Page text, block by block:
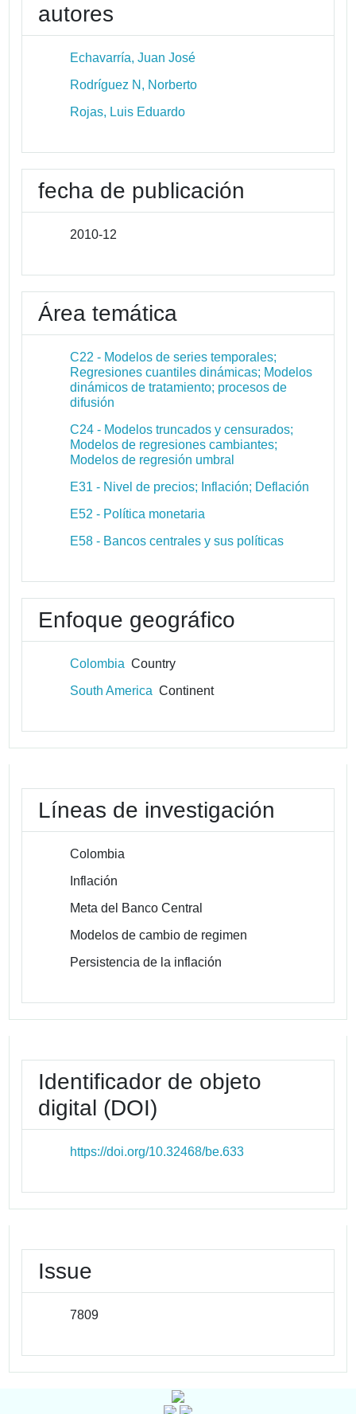
autores
Echavarría, Juan José
Rodríguez N, Norberto
Rojas, Luis Eduardo
fecha de publicación
2010-12
Área temática
C22 - Modelos de series temporales;
Regresiones cuantiles dinámicas; Modelos
dinámicos de tratamiento; procesos de
difusión
C24 - Modelos truncados y censurados;
Modelos de regresiones cambiantes;
Modelos de regresión umbral
E31 - Nivel de precios; Inflación; Deflación
E52 - Política monetaria
E58 - Bancos centrales y sus políticas
Enfoque geográfico
Colombia Country
South America Continent
Líneas de investigación
Colombia
Inflación
Meta del Banco Central
Modelos de cambio de regimen
Persistencia de la inflación
Identificador de objeto
digital (DOI)
https://doi.org/10.32468/be.633
Issue
7809